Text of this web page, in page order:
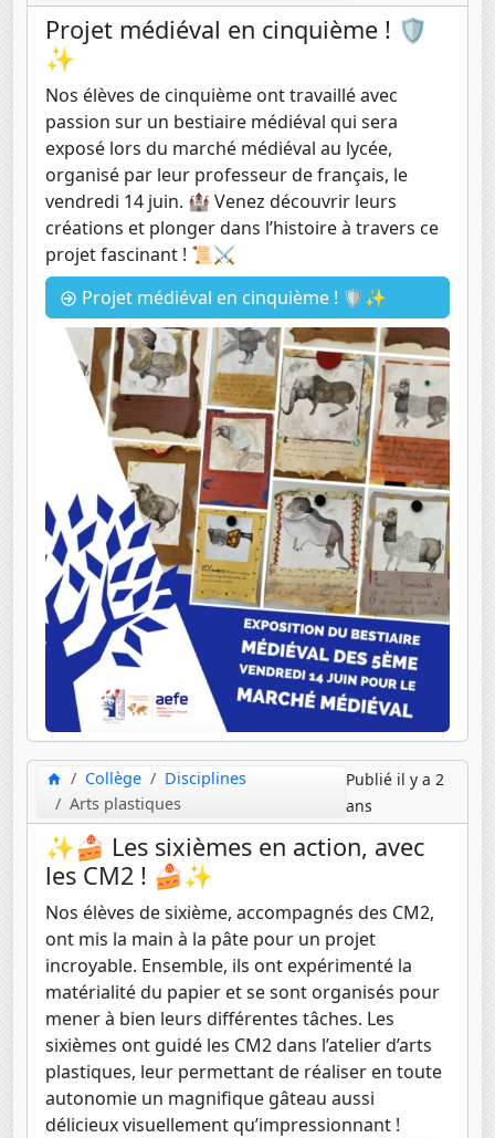
Projet médiéval en cinquième ! 🛡️
✨
Nos élèves de cinquième ont travaillé avec
passion sur un bestiaire médiéval qui sera
exposé lors du marché médiéval au lycée,
organisé par leur professeur de français, le
vendredi 14 juin. 🏰 Venez découvrir leurs
créations et plonger dans l’histoire à travers ce
projet fascinant ! 📜⚔️
Projet médiéval en cinquième ! 🛡️✨
Collège
Disciplines
Arts plastiques
Publié il y a 2
ans
✨🍰 Les sixièmes en action, avec
les CM2 ! 🍰✨
Nos élèves de sixième, accompagnés des CM2,
ont mis la main à la pâte pour un projet
incroyable. Ensemble, ils ont expérimenté la
matérialité du papier et se sont organisés pour
mener à bien leurs différentes tâches. Les
sixièmes ont guidé les CM2 dans l’atelier d’arts
plastiques, leur permettant de réaliser en toute
autonomie un magnifique gâteau aussi
délicieux visuellement qu’impressionnant !